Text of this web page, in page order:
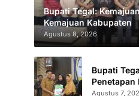
Bupati Tegal:
Kemajuan Kabupaten
Agustus 8, 2026
Bupati
Anak LKSA
Agustus 7,